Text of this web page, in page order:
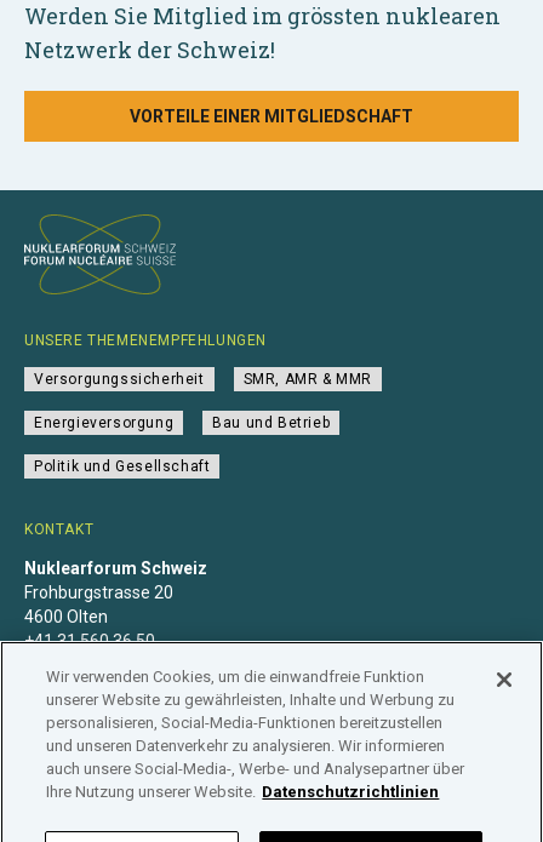
Werden Sie Mitglied im grössten nuklearen
Netzwerk der Schweiz!
VORTEILE EINER MITGLIEDSCHAFT
KONTAKT
Nuklearforum Schweiz
Frohburgstrasse 20
4600 Olten
+41 31 560 36 50
UNSERE THEMENEMPFEHLUNGEN
Versorgungssicherheit SMR, AMR & MMR
Energieversorgung Bau und Betrieb
Politik und Gesellschaft
Datenschutzerklärung Impressum Mitgliedschaft
Branchenregister
Wir verwenden Cookies, um die einwandfreie Funktion
unserer Website zu gewährleisten, Inhalte und Werbung zu
personalisieren, Social-Media-Funktionen bereitzustellen
und unseren Datenverkehr zu analysieren. Wir informieren
auch unsere Social-Media-, Werbe- und Analysepartner über
Ihre Nutzung unserer Website. Datenschutzrichtlinien